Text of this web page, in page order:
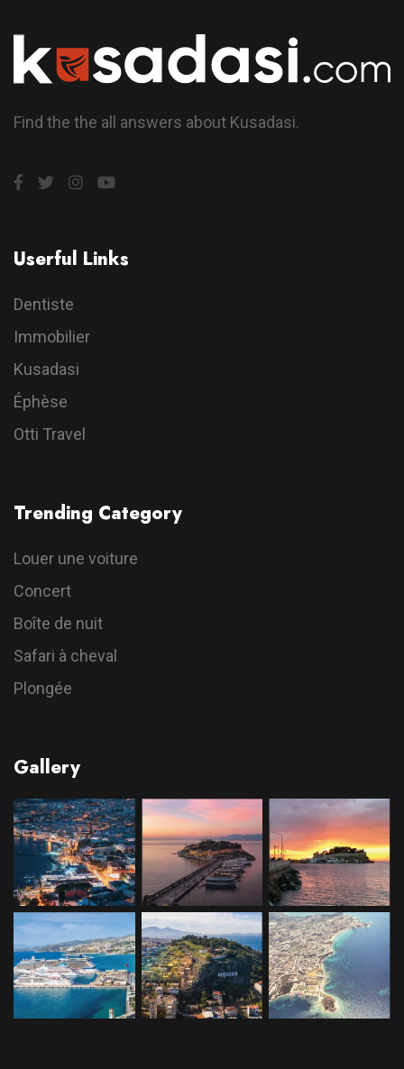
Find the the all answers about Kusadasi.
Userful Links
Dentiste
Immobilier
Kusadasi
Éphèse
Otti Travel
Trending Category
Louer une voiture
Concert
Boîte de nuit
Safari à cheval
Plongée
Gallery